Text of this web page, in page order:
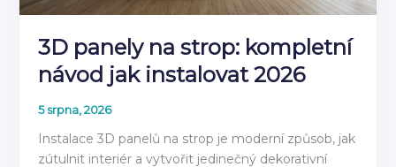
3D panely na strop: kompletní
návod jak instalovat 2026
5 srpna, 2026
Instalace 3D panelů na strop je moderní způsob, jak
zútulnit interiér a vytvořit jedinečný dekorativní